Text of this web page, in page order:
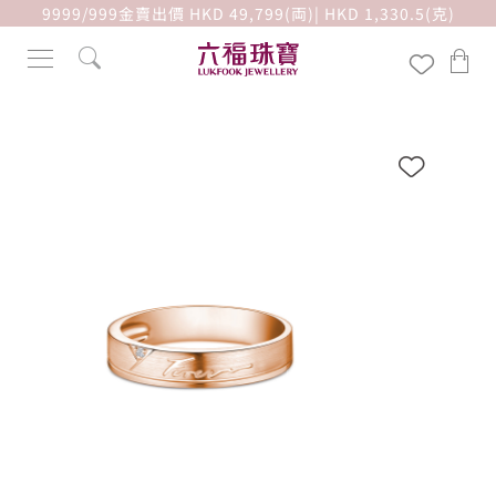
9999/999金賣出價 HKD 49,799(両)| HKD 1,330.5(克)